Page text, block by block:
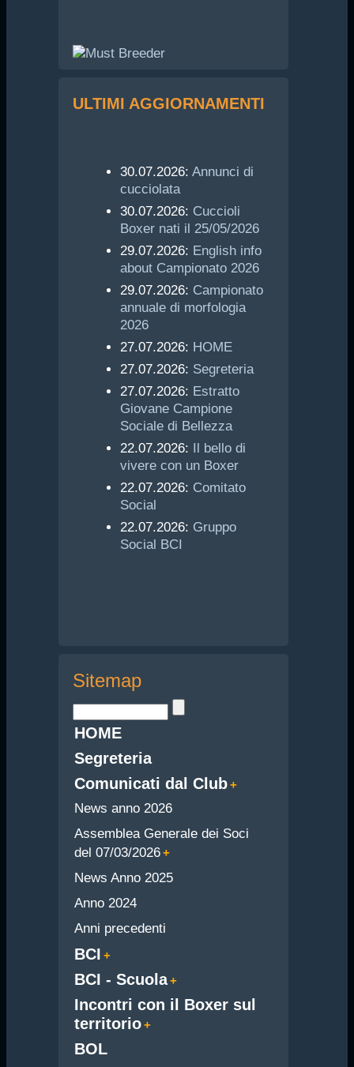
ULTIMI AGGIORNAMENTI
30.07.2026: Annunci di
cucciolata
30.07.2026: Cuccioli
Boxer nati il 25/05/2026
29.07.2026: English info
about Campionato 2026
29.07.2026: Campionato
annuale di morfologia
2026
27.07.2026: HOME
27.07.2026: Segreteria
27.07.2026: Estratto
Giovane Campione
Sociale di Bellezza
22.07.2026: Il bello di
vivere con un Boxer
22.07.2026: Comitato
Social
22.07.2026: Gruppo
Social BCI
Sitemap
HOME
Segreteria
Comunicati dal Club
News anno 2026
Assemblea Generale dei Soci
del 07/03/2026
News Anno 2025
Anno 2024
Anni precedenti
BCI
BCI - Scuola
Incontri con il Boxer sul
territorio
BOL